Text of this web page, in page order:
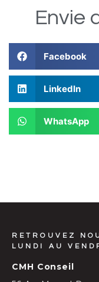
Envie
Facebook
LinkedIn
WhatsApp
RETROUVEZ
LUNDI AU
CMH Conseil